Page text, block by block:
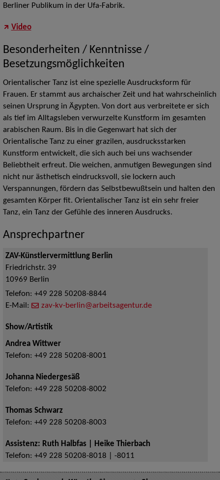
Berliner Publikum in der Ufa-Fabrik.
Video
Besonderheiten / Kenntnisse /
Besetzungsmöglichkeiten
Orientalischer Tanz ist eine spezielle Ausdrucksform für
Frauen. Er stammt aus archaischer Zeit und hat wahrscheinlich
seinen Ursprung in Ägypten. Von dort aus verbreitete er sich
als tief im Alltagsleben verwurzelte Kunstform im gesamten
arabischen Raum. Bis in die Gegenwart hat sich der
Orientalische Tanz zu einer grazilen, ausdrucksstarken
Kunstform entwickelt, die sich auch bei uns wachsender
Beliebtheit erfreut. Die weichen, anmutigen Bewegungen sind
nicht nur ästhetisch eindrucksvoll, sie lockern auch
Verspannungen, fördern das Selbstbewußtsein und halten den
gesamten Körper fit. Orientalischer Tanz ist ein sehr freier
Tanz, ein Tanz der Gefühle des inneren Ausdrucks.
Ansprechpartner
ZAV-Künstlervermittlung Berlin
Friedrichstr. 39
10969 Berlin
Telefon: +49 228 50208-8844
E-Mail:
zav-kv-berlin@arbeitsagentur.de
Show/Artistik
Andrea Wittwer
Telefon: +49 228 50208-8001
Johanna Niedergesäß
Telefon: +49 228 50208-8002
Thomas Schwarz
Telefon: +49 228 50208-8003
Assistenz: Ruth Halbfas | Heike Thierbach
Telefon: +49 228 50208-8018 | -8011